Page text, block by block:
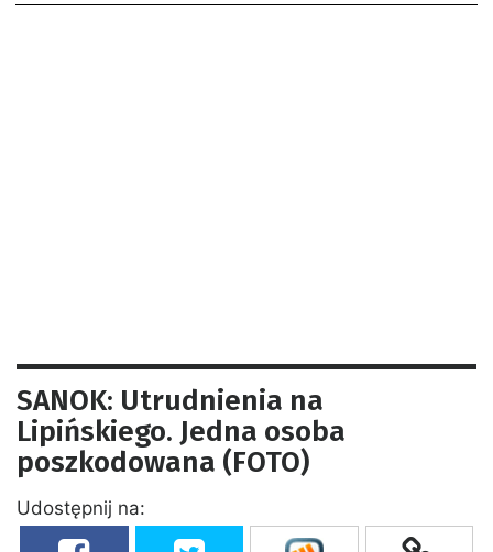
SANOK: Utrudnienia na
Lipińskiego. Jedna osoba
poszkodowana (FOTO)
Udostępnij na: